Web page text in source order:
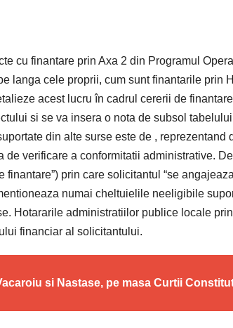
cu finantare prin Axa 2 din Programul
langa cele proprii, cum sunt finantarile prin
acest lucru în cadrul cererii de
si se va insera o nota de subsol
din alte surse este de , reprezentand
de verificare a conformitatii administrative.
finantare”) prin care solicitantul “se
numai cheltuielile neeligibile
Hotararile administratiilor publice locale
financiar al solicitantului.
si Nastase, pe masa Curtii